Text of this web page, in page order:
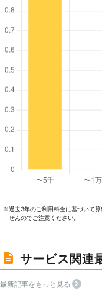
※過去3年のご利⽤料⾦に基づいて
せんのでご注意ください。
サービス関連
最新記事をもっと見る